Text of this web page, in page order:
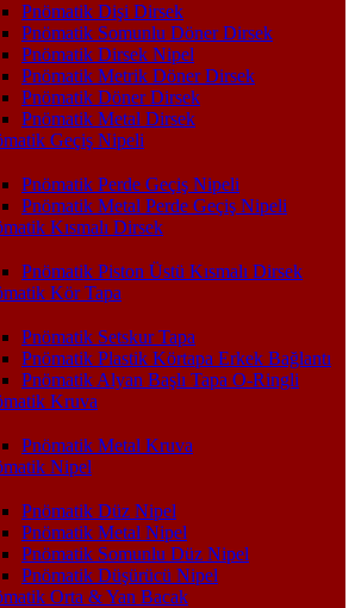
Pnömatik Dişi Dirsek
Pnömatik Somunlu Döner Dirsek
Pnömatik Dirsek Nipel
Pnömatik Metrik Döner Dirsek
Pnömatik Döner Dirsek
Pnömatik Metal Dirsek
Geçiş Nipeli
Pnömatik Perde Geçiş Nipeli
Pnömatik Metal Perde Geçiş Nipeli
Kısmalı Dirsek
Pnömatik Piston Üstü Kısmalı Dirsek
Kör Tapa
Pnömatik Setskur Tapa
Pnömatik Plastik Körtapa Erkek Bağlantı
Pnömatik Alyan Başlı Tapa O-Ringli
Kruva
Pnömatik Metal Kruva
Nipel
Pnömatik Düz Nipel
Pnömatik Metal Nipel
Pnömatik Somunlu Düz Nipel
Pnömatik Düşürücü Nipel
Orta & Yan Bacak